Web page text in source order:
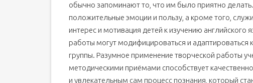
обычно запоминают то, что им было приятно
положительные эмоции и пользу, а кроме того,
интерес и мотивация детей к изучению
работы могут модифицироваться и адаптироваться
группы. Разумное применение творческой работы
методическими приёмами способствует
и увлекательным сам процесс познания, который